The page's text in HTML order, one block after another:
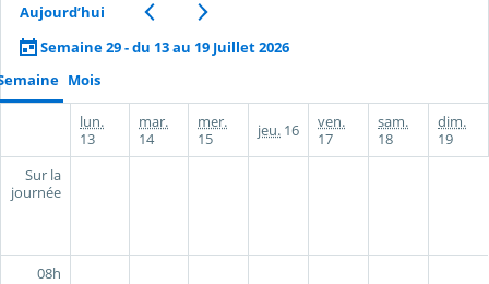
Aujourd’hui
Semaine 29 - du 13 au 19 Juillet 2026
Mois
lun.
13
mar.
14
mer.
15
jeu. 16
ven.
17
sam.
18
dim.
19
Sur la
journée
08h